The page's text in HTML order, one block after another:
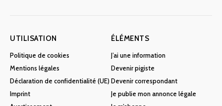
UTILISATION
Politique de cookies
Mentions légales
Déclaration de confidentialité (UE)
Imprint
ÉLÉMENTS
J’ai une information
Devenir pigiste
Devenir correspondant
Je publie mon annonce légale